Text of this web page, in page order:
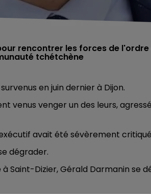
rencontrer les forces de
tchétchène
en juin dernier à Dijon.
venger un des leurs,
avait été sévèrement
dégrader.
Saint-Dizier, Gérald Darmanin se